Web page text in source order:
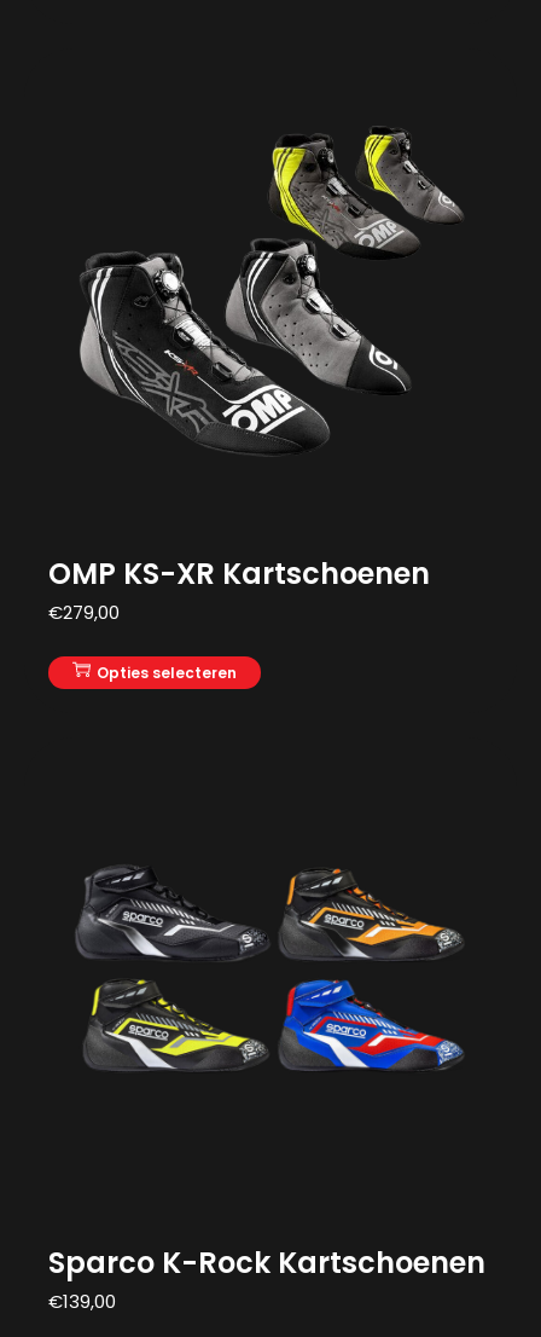
OMP KS-XR Kartschoenen
€279,00
Opties selecteren
Sparco K-Rock Kartschoenen
€139,00